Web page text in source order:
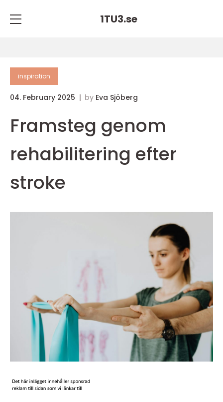
1TU3.se
inspiration
04. February 2025 by Eva Sjöberg
Framsteg genom
rehabilitering efter
stroke